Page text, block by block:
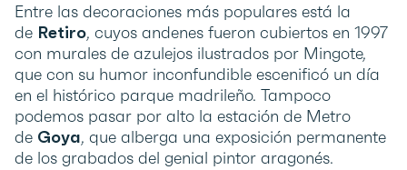
Entre las decoraciones más populares está la
de Retiro, cuyos andenes fueron cubiertos en 1997
con murales de azulejos ilustrados por Mingote,
que con su humor inconfundible escenificó un día
en el histórico parque madrileño. Tampoco
podemos pasar por alto la estación de Metro
de Goya, que alberga una exposición permanente
de los grabados del genial pintor aragonés.